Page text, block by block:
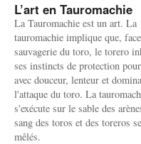
L’art en Tauromachie
La Tauromachie est un art. La
tauromachie implique que,
sauvagerie du toro, le torero
ses instincts de protection
avec douceur, lenteur et
l'attaque du toro. La
s'exécute sur le sable des
sang des toros et des toreros
mêlés.